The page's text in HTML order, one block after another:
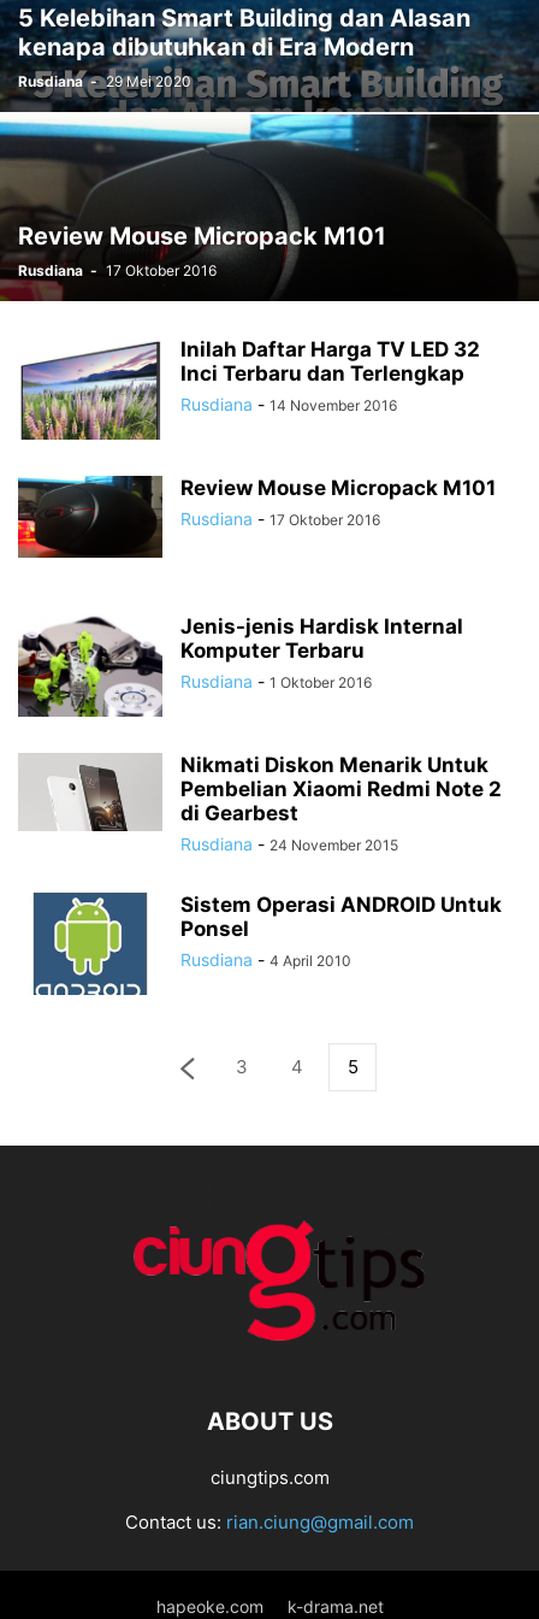
5 Kelebihan Smart Building dan Alasan
kenapa dibutuhkan di Era Modern
Rusdiana - 29 Mei 2020
Review Mouse Micropack M101
Rusdiana - 17 Oktober 2016
Inilah Daftar Harga TV LED 32
Inci Terbaru dan Terlengkap
Rusdiana - 14 November 2016
Review Mouse Micropack M101
Rusdiana - 17 Oktober 2016
Jenis-jenis Hardisk Internal
Komputer Terbaru
Rusdiana - 1 Oktober 2016
Nikmati Diskon Menarik Untuk
Pembelian Xiaomi Redmi Note 2
di Gearbest
Rusdiana - 24 November 2015
Sistem Operasi ANDROID Untuk
Ponsel
Rusdiana - 4 April 2010
3 4 5
ABOUT US
ciungtips.com
Contact us: rian.ciung@gmail.com
hapeoke.com k-drama.net